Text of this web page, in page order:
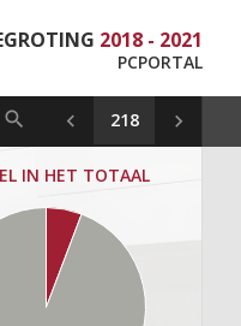
2018 - 2021
PCPORTAL
IN HET TOTAAL